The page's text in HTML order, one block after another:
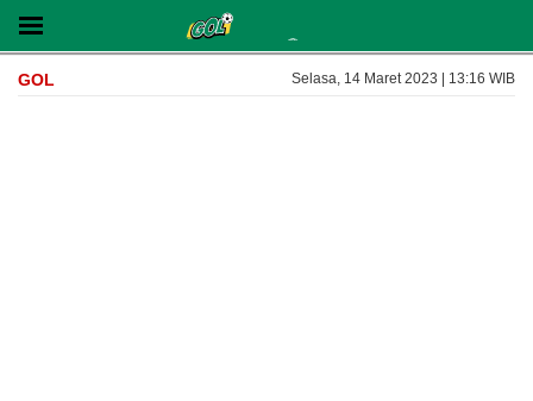
GOL Selasa, 14 Maret 2023 | 13:16 WIB